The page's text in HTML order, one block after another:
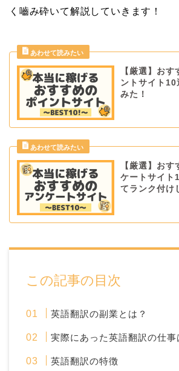
く嚙み砕いて解説していきます！
【厳選】お
ントサイト10
みた！
【厳選】お
ケートサイト
てランク付け
この記事の目次
英語翻訳の副業とは？
実際にあった英語翻訳の仕事
英語翻訳の特徴